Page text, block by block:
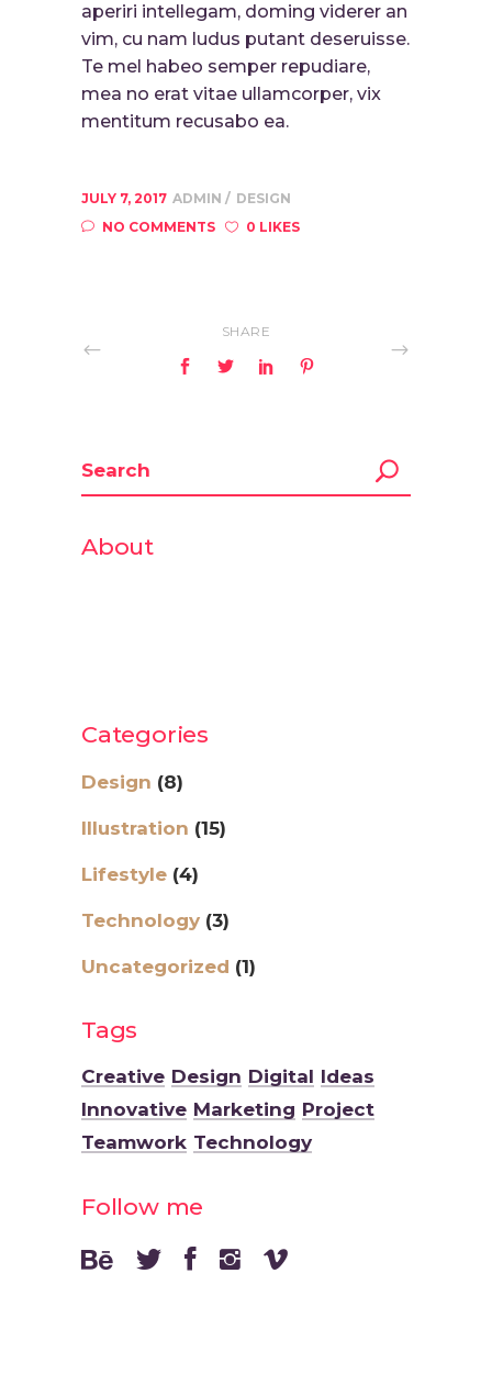
aperiri intellegam, doming viderer an
vim, cu nam ludus putant deseruisse.
Te mel habeo semper repudiare,
mea no erat vitae ullamcorper, vix
mentitum recusabo ea.
JULY 7, 2017 ADMIN
DESIGN
NO COMMENTS
0 LIKES
SHARE
About
Categories
Design (8)
Illustration (15)
Lifestyle (4)
Technology (3)
Uncategorized (1)
Tags
Creative Design Digital Ideas
Innovative Marketing Project
Teamwork Technology
Follow me